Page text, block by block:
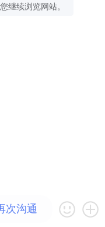
继续浏览网站。
次沟通